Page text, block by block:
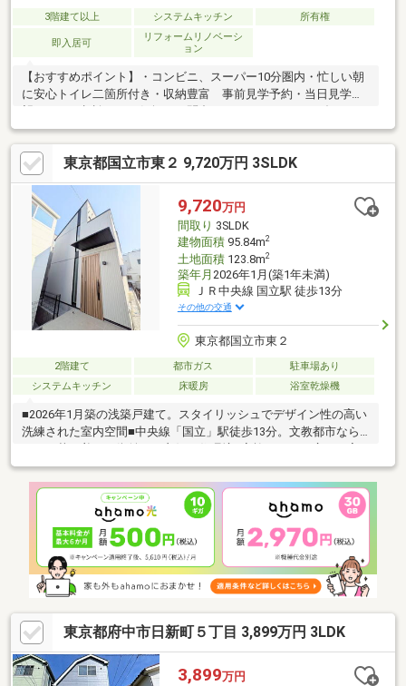
3階建て以上 システムキッチン 所有権
即入居可
リフォームリノベーシ
ョン
【おすすめポイント】・コンビニ、スーパー10分圏内・忙しい朝
に安心トイレ二箇所付き・収納豊富 事前見学予約・当日見学希
でよこはた不動産本店売買部までお気軽に！ (0120-555-899)
［通話料無料］携帯電話からもご利用できます。
東京都国立市東２ 9,720万円 3SLDK
9,720万円
間取り 3SLDK
建物面積95.84m2
土地面積123.8m2
築年月 2026年1月(築1年未満)
ＪＲ中央線 国立駅 徒歩13分
その他の交通
東京都国立市東２
2階建て 都市ガス
駐車場あり
システムキッチン
床暖房 浴室乾燥機
■2026年1月築の浅築戸建て。スタイリッシュでデザイン性の高い
洗練された室内空間■中央線「国立」駅徒歩13分。文教都市なら
げる、開放感あふれる18.9帖の大空間リビング・ダイニング・キ
ッチン■足元から心地よく部屋全体を暖める床暖房や、家事をア
シストする食洗機など設備充実■前道はゆとりある5.4mの公道に
面しており、車のお出し入れや日々の移動もスムーズ■カースペ
ース2台駐車可能（縦列）。セカンドカーやお客様用として便利に
活用可能■「国立第三小学校」「国立第一中学校」ともに徒歩7分
圏内（約561m）で子育て世帯にも好立地
東京都府中市日新町５丁目 3,899万円 3LDK
3,899万円